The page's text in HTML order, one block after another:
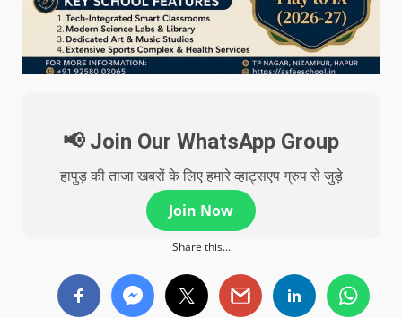
📢 Join Our WhatsApp Group
हापुड़ की ताजा खबरों के लिए हमारे व्हाट्सएप ग्रुप से जुड़े
Join Now
Share this...